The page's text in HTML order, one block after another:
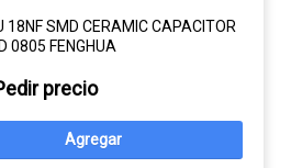
SMD CERAMIC CAPACITOR
0805 FENGHUA
precio